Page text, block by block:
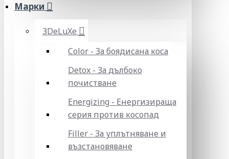
Марки
3DeLuXe
Color - За боядисана коса
Detox - За дълбоко
почистване
Energizing - Енергизираща
серия против косопад
Filler - За уплътняване и
възстановяване